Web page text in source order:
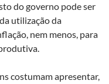
do governo pode ser
utilização da
nem menos, para
costumam apresentar,